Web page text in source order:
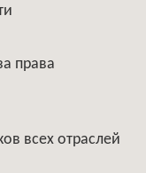
права
всех отраслей